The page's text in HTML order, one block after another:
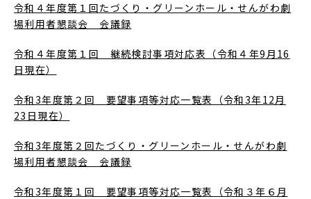
令和４年度第１回たづくり・グリーンホール・せんがわ劇
場利用者懇談会 会議録
令和４年度第１回 継続検討事項対応表（令和４年9月16
日現在）
令和3年度第２回 要望事項等対応一覧表（令和3年12月
23日現在）
令和3年度第２回たづくり・グリーンホール・せんがわ劇
場利用者懇談会 会議録
令和3年度第１回 要望事項等対応一覧表（令和３年６月